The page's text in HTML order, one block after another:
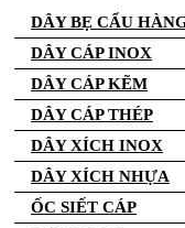
DÂY BẸ CẨU
DÂY CÁP INOX
DÂY CÁP KẼM
DÂY CÁP THÉP
DÂY XÍCH INOX
DÂY XÍCH NHỰA
ỐC SIẾT CÁP